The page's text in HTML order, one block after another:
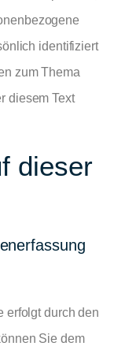
identifiziert
zum Thema
diesem Text
dieser
erfolgt durch den
Sie dem